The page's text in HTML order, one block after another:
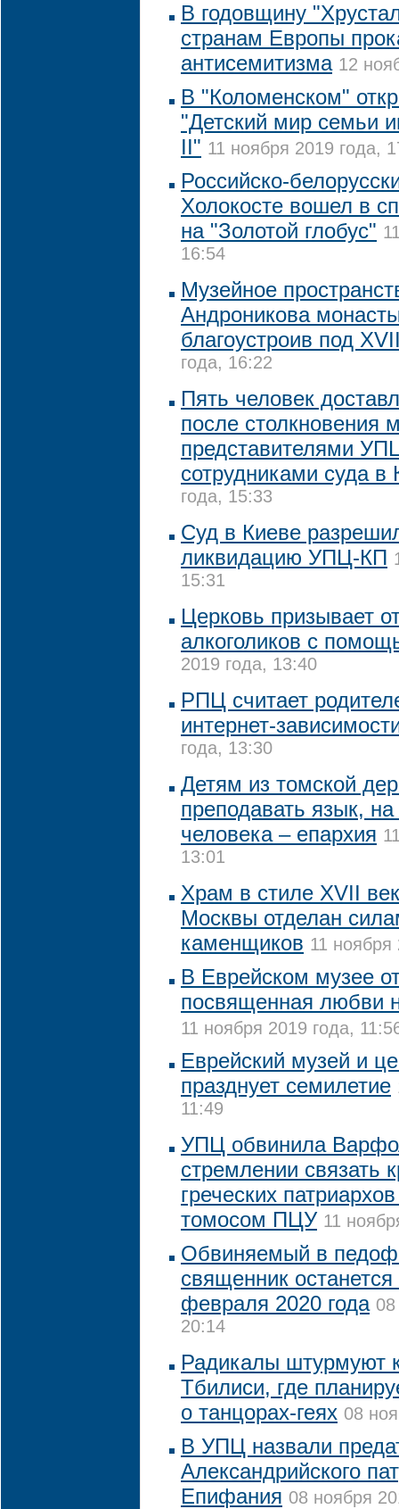
В годовщину
странам Европы
антисемитизма 12
В "Коломенском"
"Детский мир семьи
II" 11 ноября 2019 года,
Российско-
Холокосте вошел в
на "Золотой глобус"
16:54
Музейное
Андроникова
благоустроив под
года, 16:22
Пять человек
после столкновения
представителями
сотрудниками суда в
года, 15:33
Суд в Киеве
ликвидацию УПЦ-КП
15:31
Церковь призывает
алкоголиков с
2019 года, 13:40
РПЦ считает
интернет-
года, 13:30
Детям из томской
преподавать язык,
человека – епархия
13:01
Храм в стиле XVII
Москвы отделан
каменщиков 11 ноября
В Еврейском музее
посвященная любви
11 ноября 2019 года,
Еврейский музей и
празднует семилетие
11:49
УПЦ обвинила
стремлении связать
греческих
томосом ПЦУ 11
Обвиняемый в
священник
февраля 2020 года
20:14
Радикалы штурмуют
Тбилиси, где
о танцорах-геях 08
В УПЦ назвали
Александрийского
Епифания 08 ноября